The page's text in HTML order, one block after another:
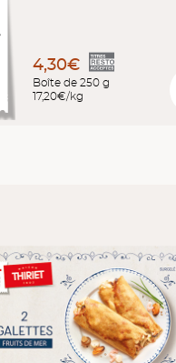
4,30€
Boîte de 250 g
17,20€/kg